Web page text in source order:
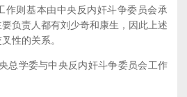
作则基本由中央反内奸斗争委员会承
负责人都有刘少奇和康生，因此上述
性的关系。
学委与中央反内奸斗争委员会工作